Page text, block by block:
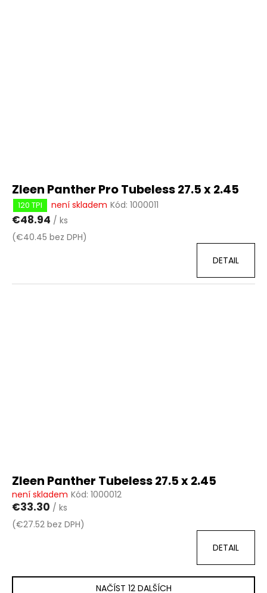
Zleen Panther Pro Tubeless 27.5 x 2.45
120 TPI není skladem Kód: 1000011
€48.94 / ks
(€40.45 bez DPH)
DETAIL
Zleen Panther Tubeless 27.5 x 2.45
není skladem Kód: 1000012
€33.30 / ks
(€27.52 bez DPH)
DETAIL
NAČÍST 12 DALŠÍCH